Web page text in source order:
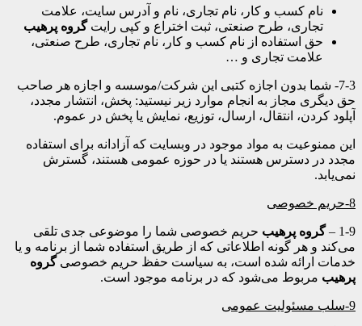
نام کسب و کار، نام تجاری، نام و آدرس سایت، علامت
تجاری، طرح صنعتی، ثبت اختراع و کپی رایتگروه پرهیب
حق استفاده از نام کسب و کار، نام تجاری، طرح صنعتی،
علامت تجاری و …
7-3- شما بدون اجازه کتبی این شرکت/موسسه و اجازه هر صاحب
حق دیگری مجاز به انجام موارد زیر نیستید: پخش، انتشار مجدد،
آپلود کردن، انتقال، ارسال، توزیع، نمایش یا پخش در عموم.
این ممنوعیت به مواد موجود در وبسایت که آزادانه برای استفاده
مجدد در دسترس هستند یا در حوزه عمومی هستند، گسترش
نمی‌یابد.
8-حریم خصوصی
1-9 – گروه پرهیب حریم خصوصی شما را موضوعی جدی تلقی
می‌کند و هر گونه اطلاعاتی که از طریق استفاده شما از برنامه و یا
خدمات ارائه شده است، به سیاست حفظ حریم خصوصیگروه
پرهیب مربوط می‌شود که در برنامه موجود است.
9-سلب مسئولیت عمومی